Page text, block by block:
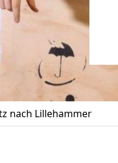
nach Lillehammer